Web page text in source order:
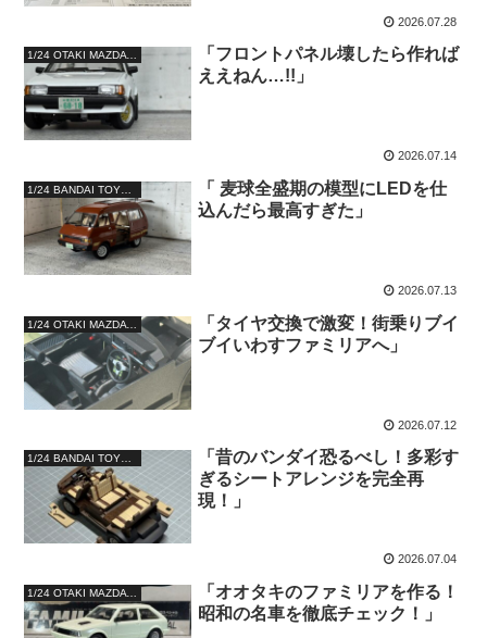
2026.07.28
「フロントパネル壊したら作れば
ええねん…!!」
2026.07.14
「 麦球全盛期の模型にLEDを仕
込んだら最高すぎた」
2026.07.13
「タイヤ交換で激変！街乗りブイ
ブイいわすファミリアへ」
2026.07.12
1/24 BANDAI TOYOTA TOWNACE WAGON 1800 GRANDEXTRA
「昔のバンダイ恐るべし！多彩す
ぎるシートアレンジを完全再
現！」
2026.07.04
「オオタキのファミリアを作る！
昭和の名車を徹底チェック！」